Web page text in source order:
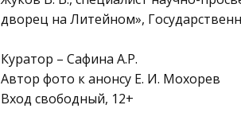
дворец на Литейном»,
Куратор – Сафина А.Р.
Автор фото к анонсу Е. И. Мохорев
Вход свободный, 12+